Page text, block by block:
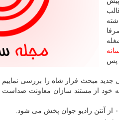
پس
جدید مبحث فرار شاه را بررسی نماییم
از مستند سازان معاونت صداست